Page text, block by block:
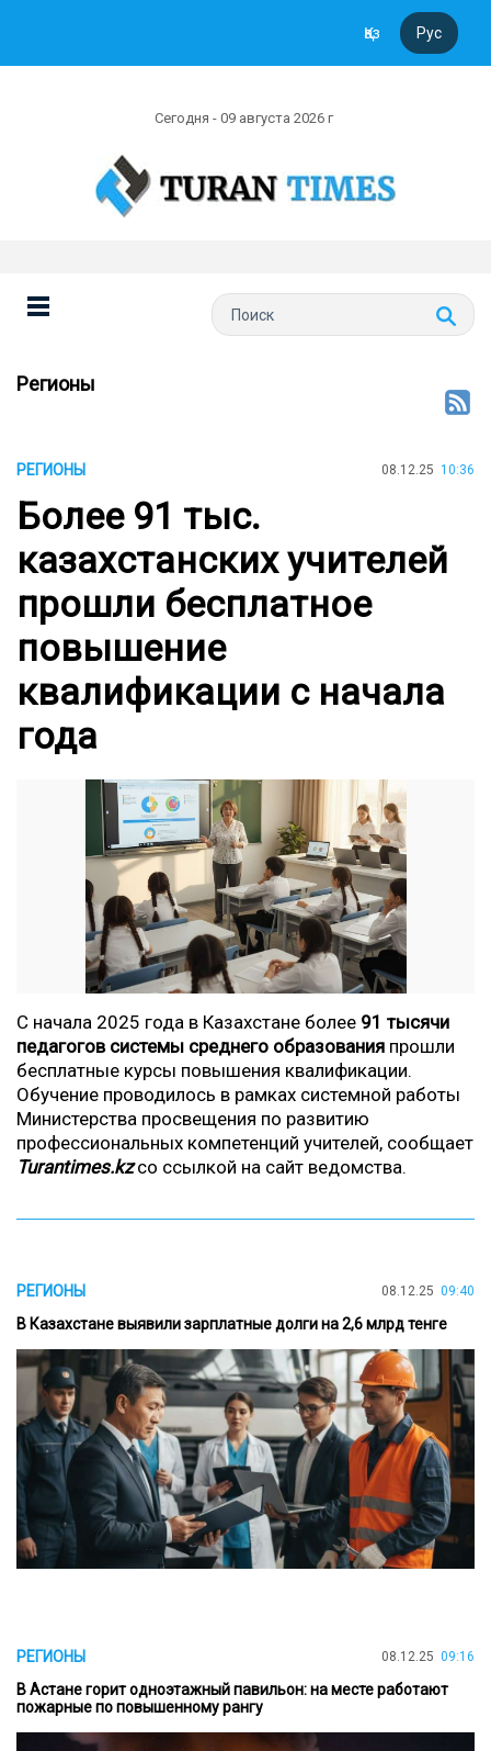
Қаз Рус
Сегодня - 09 августа 2026 г
Регионы
РЕГИОНЫ 08.12.25 10:36
Более 91 тыс.
казахстанских учителей
прошли бесплатное
повышение
квалификации с начала
года
С начала 2025 года в Казахстане более 91 тысячи
педагогов системы среднего образования прошли
бесплатные курсы повышения квалификации.
Обучение проводилось в рамках системной работы
Министерства просвещения по развитию
профессиональных компетенций учителей, сообщает
Turantimes.kzсо ссылкой на сайт ведомства.
РЕГИОНЫ 08.12.25 09:40
В Казахстане выявили зарплатные долги на 2,6 млрд тенге
РЕГИОНЫ 08.12.25 09:16
В Астане горит одноэтажный павильон: на месте работают
пожарные по повышенному рангу